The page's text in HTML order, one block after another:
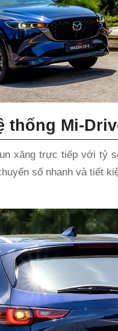
thống Mi-
xăng trực tiếp với tỷ
số nhanh và tiết